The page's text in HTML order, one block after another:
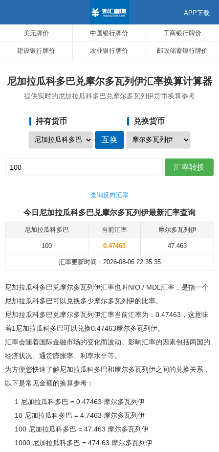
美元牌价 中国银行牌价 工商银行牌价
建设银行牌价 农业银行牌价 邮政储蓄银行牌价
APP下载
尼加拉瓜科多巴兑摩尔多瓦列伊汇率换算计算器
提供实时的尼加拉瓜科多巴兑摩尔多瓦列伊货币换算参考
持有货币 兑换货币
查询反向汇率
今日尼加拉瓜科多巴兑摩尔多瓦列伊最新汇率查询
尼加拉瓜科多巴 当前汇率 摩尔多瓦列伊
100 0.47463 47.463
汇率更新时间：2026-08-06 22:35:35
尼加拉瓜科多巴兑摩尔多瓦列伊汇率也叫NIO / MDL汇率，是指一个
尼加拉瓜科多巴可以兑换多少摩尔多瓦列伊的比率。
尼加拉瓜科多巴兑摩尔多瓦列伊汇率当前汇率为：0.47463，这意味
着1尼加拉瓜科多巴可以兑换0.47463摩尔多瓦列伊。
汇率会随着国际金融市场的变化而波动。影响汇率的因素包括两国的
经济状况、通货膨胀率、利率水平等。
为方便您快速了解尼加拉瓜科多巴和摩尔多瓦列伊之间的兑换关系，
以下是常见金额的换算参考：
1 尼加拉瓜科多巴 = 0.47463 摩尔多瓦列伊
10 尼加拉瓜科多巴 = 4.7463 摩尔多瓦列伊
100 尼加拉瓜科多巴 = 47.463 摩尔多瓦列伊
1000 尼加拉瓜科多巴 = 474.63 摩尔多瓦列伊